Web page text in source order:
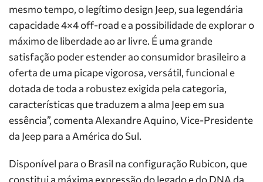
mesmo tempo, o legítimo design Jeep, sua legendária
capacidade 4×4 off-road e a possibilidade de explorar o
máximo de liberdade ao ar livre. É uma grande
satisfação poder estender ao consumidor brasileiro a
oferta de uma picape vigorosa, versátil, funcional e
dotada de toda a robustez exigida pela categoria,
características que traduzem a alma Jeep em sua
essência”, comenta Alexandre Aquino, Vice-Presidente
da Jeep para a América do Sul.
Disponível para o Brasil na configuração Rubicon, que
constitui a máxima expressão do legado e do DNA da